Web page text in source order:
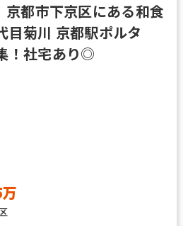
京都市下京区にある和食
目菊川 京都駅ポルタ
！社宅あり◎